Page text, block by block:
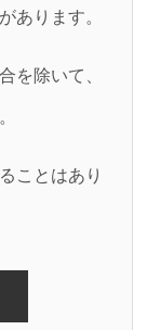
あります。
を除いて、
ことはあり